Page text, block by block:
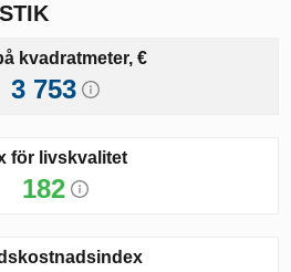
kvadratmeter, €
3 753
för livskvalitet
182